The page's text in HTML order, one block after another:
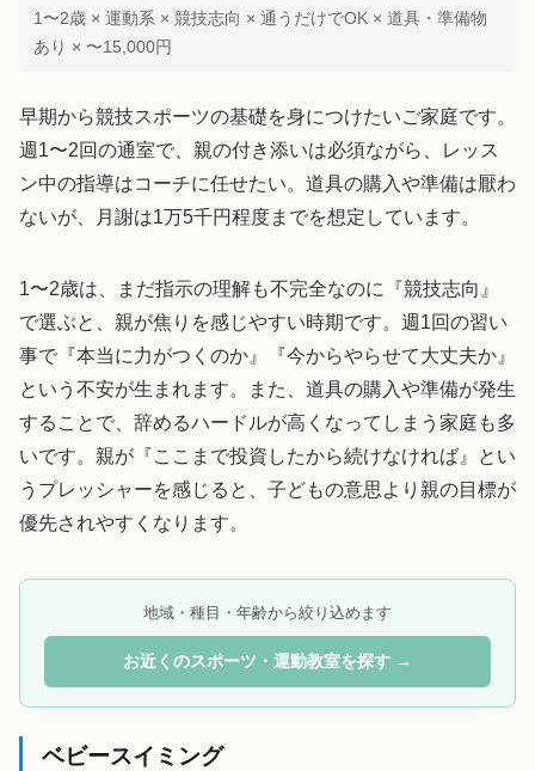
1〜2歳 × 運動系 × 競技志向 × 通うだけでOK × 道具・準備物
あり × 〜15,000円
早期から競技スポーツの基礎を身につけたいご家庭です。
週1〜2回の通室で、親の付き添いは必須ながら、レッス
ン中の指導はコーチに任せたい。道具の購入や準備は厭わ
ないが、月謝は1万5千円程度までを想定しています。
1〜2歳は、まだ指示の理解も不完全なのに『競技志向』
で選ぶと、親が焦りを感じやすい時期です。週1回の習い
事で『本当に力がつくのか』『今からやらせて大丈夫か』
という不安が生まれます。また、道具の購入や準備が発生
することで、辞めるハードルが高くなってしまう家庭も多
いです。親が『ここまで投資したから続けなければ』とい
うプレッシャーを感じると、子どもの意思より親の目標が
優先されやすくなります。
地域・種目・年齢から絞り込めます
お近くのスポーツ・運動教室を探す →
ベビースイミング